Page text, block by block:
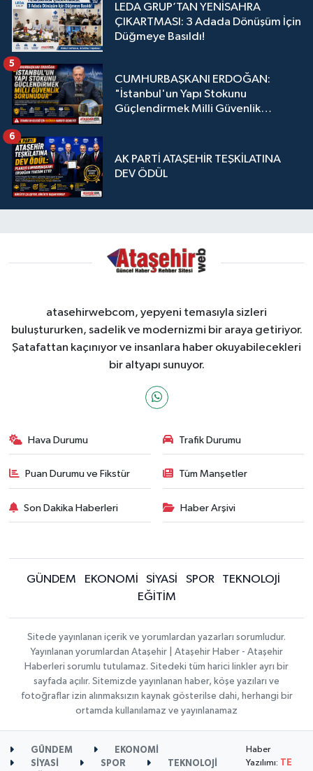
LEDA GRUP’TAN YENİSAHRA
ÇIKARTMASI: 3 Adada Dönüşüm İçin
Düğmeye Basıldı!
CUMHURBAŞKANI ERDOĞAN:
"İstanbul'un Yapı Stokunu
Güçlendirmek Milli Güvenlik
5
AK PARTİ ATAŞEHİR TEŞKİLATINA
DEV ÖDÜL
6
atasehirwebcom, yepyeni temasıyla sizleri
buluştururken, sadelik ve modernizmi bir araya getiriyor.
Şatafattan kaçınıyor ve insanlara haber okuyabilecekleri
bir altyapı sunuyor.
Hava Durumu Trafik Durumu
Puan Durumu ve Fikstür Tüm Manşetler
Son Dakika Haberleri Haber Arşivi
GÜNDEM EKONOMİ SİYASİ SPOR
TEKNOLOJİ
EĞİTİM
Sitede yayınlanan içerik ve yorumlardan yazarları sorumludur.
Yayınlanan yorumlardan Ataşehir | Ataşehir Haber - Ataşehir
Haberleri sorumlu tutulamaz. Sitedeki tüm harici linkler ayrı bir
sayfada açılır. Sitemizde yayınlanan haber, köşe yazıları ve
fotoğraflar izin alınmaksızın kaynak gösterilse dahi, herhangi bir
ortamda kullanılamaz ve yayınlanamaz
GÜNDEM
EKONOMİ
SİYASİ
SPOR TEKNOLOJİ
Haber
Yazılımı: TE